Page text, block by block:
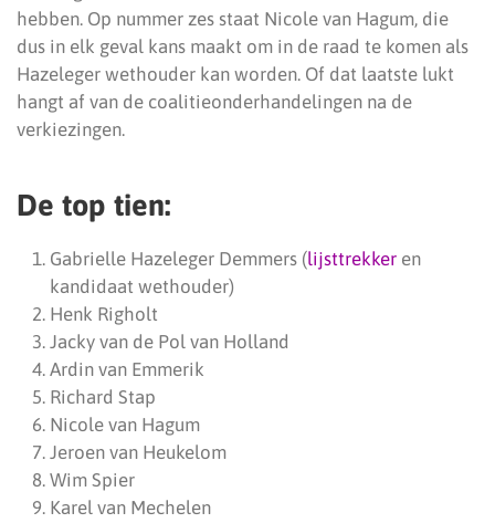
hebben. Op nummer zes staat Nicole van Hagum, die
dus in elk geval kans maakt om in de raad te komen als
Hazeleger wethouder kan worden. Of dat laatste lukt
hangt af van de coalitieonderhandelingen na de
verkiezingen.
De top tien:
Gabrielle Hazeleger Demmers (lijsttrekker en
kandidaat wethouder)
Henk Righolt
Jacky van de Pol van Holland
Ardin van Emmerik
Richard Stap
Nicole van Hagum
Jeroen van Heukelom
Wim Spier
Karel van Mechelen